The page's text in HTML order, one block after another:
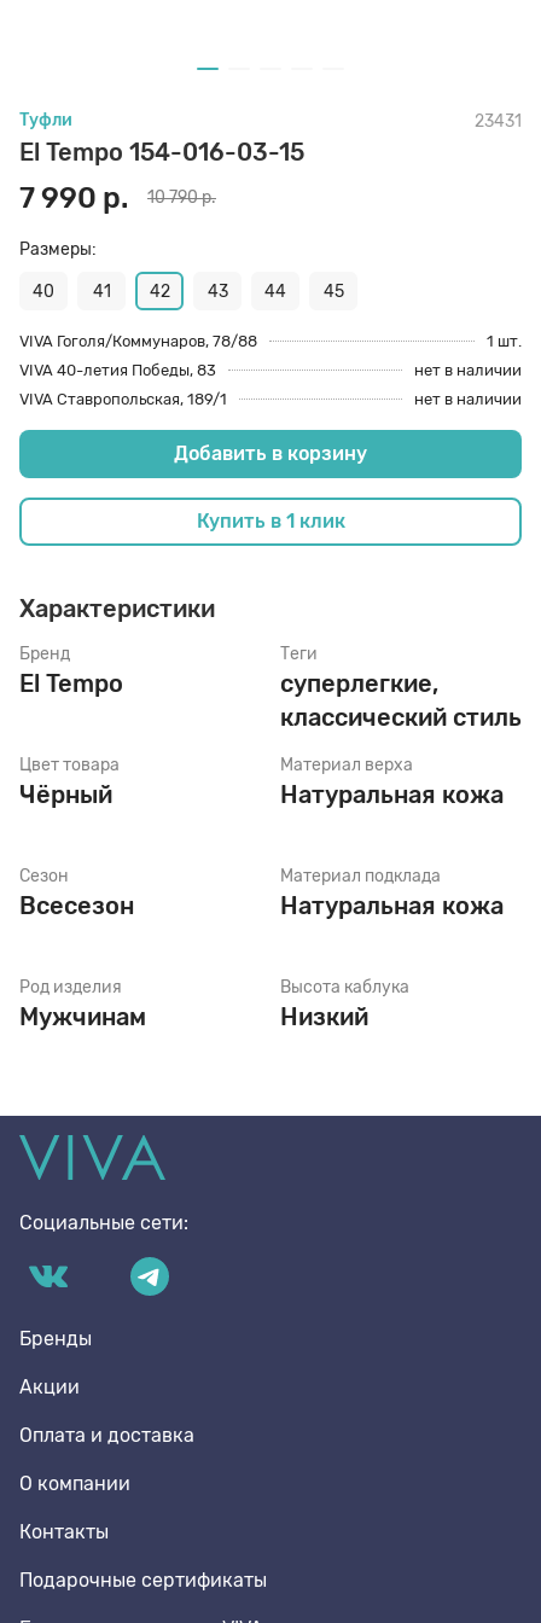
Туфли 23431
El Tempo 154-016-03-15
7 990 р. 10 790 р.
Размеры:
40 41 42 43 44 45
VIVA Гоголя/Коммунаров, 78/88
1 шт.
VIVA 40-летия Победы, 83
нет в наличии
VIVA Ставропольская, 189/1
нет в наличии
Добавить в корзину
Купить в 1 клик
Характеристики
Бренд
El Tempo
Цвет товара
Чёрный
Сезон
Всесезон
Род изделия
Мужчинам
Теги
суперлегкие,
классический стиль
Материал верха
Натуральная кожа
Материал подклада
Натуральная кожа
Высота каблука
Низкий
Социальные сети:
Бренды
Акции
Оплата и доставка
О компании
Контакты
Подарочные сертификаты
8 den
Полустельки
Пропитка
Пяткоудерживатели
Растяжитель и Очиститель
Салфетки
Стельки
Шнурки
Щетки